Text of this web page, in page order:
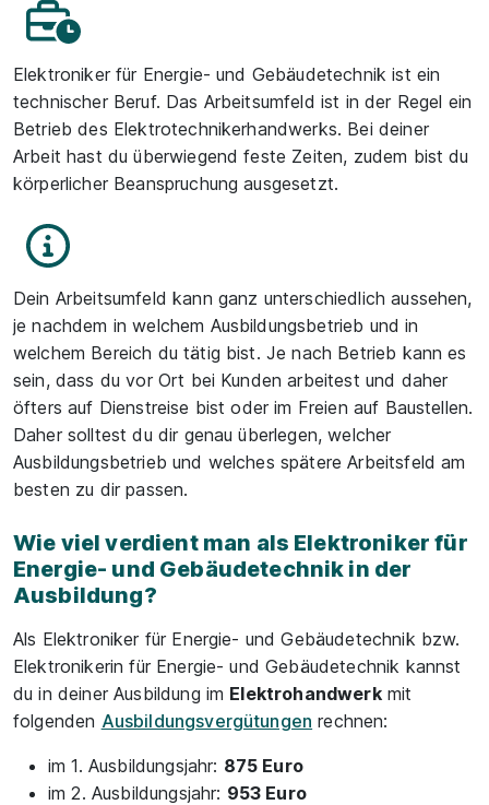
Elektroniker für Energie- und Gebäudetechnik ist ein
technischer Beruf. Das Arbeitsumfeld ist in der Regel ein
Betrieb des Elektrotechnikerhandwerks. Bei deiner
Arbeit hast du überwiegend feste Zeiten, zudem bist du
körperlicher Beanspruchung ausgesetzt.
Dein Arbeitsumfeld kann ganz unterschiedlich aussehen,
je nachdem in welchem Ausbildungsbetrieb und in
welchem Bereich du tätig bist. Je nach Betrieb kann es
sein, dass du vor Ort bei Kunden arbeitest und daher
öfters auf Dienstreise bist oder im Freien auf Baustellen.
Daher solltest du dir genau überlegen, welcher
Ausbildungsbetrieb und welches spätere Arbeitsfeld am
besten zu dir passen.
Wie viel verdient man als Elektroniker für
Energie- und Gebäudetechnik in der
Ausbildung?
Als Elektroniker für Energie- und Gebäudetechnik bzw.
Elektronikerin für Energie- und Gebäudetechnik kannst
du in deiner Ausbildung im Elektrohandwerkmit
folgenden Ausbildungsvergütungen rechnen:
im 1. Ausbildungsjahr: 875 Euro
im 2. Ausbildungsjahr: 953 Euro